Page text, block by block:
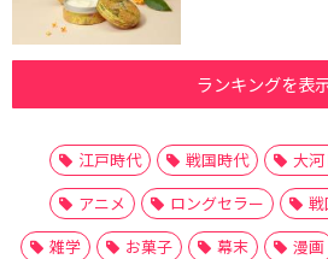
ランキングを表
江戸時代 戦国時代 大
アニメ
ロングセラー
雑学
お菓子 幕末 漫画